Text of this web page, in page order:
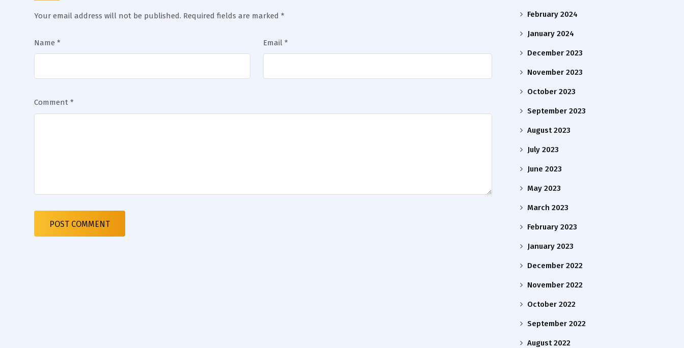
Your email address will not be published. Required fields are marked *
Name * Email *
Comment *
February 2024
January 2024
December 2023
November 2023
October 2023
September 2023
August 2023
July 2023
June 2023
May 2023
March 2023
February 2023
January 2023
December 2022
November 2022
October 2022
September 2022
August 2022